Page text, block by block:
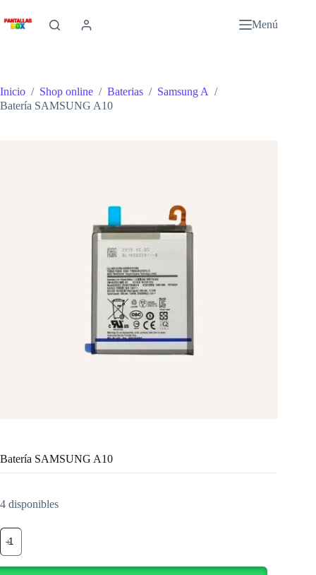
al
contenido
Menú
Inicio / Shop online / Baterias / Samsung A /
Batería SAMSUNG A10
Batería SAMSUNG A10
4 disponibles
Batería
SAMSUNG
A10
cantidad